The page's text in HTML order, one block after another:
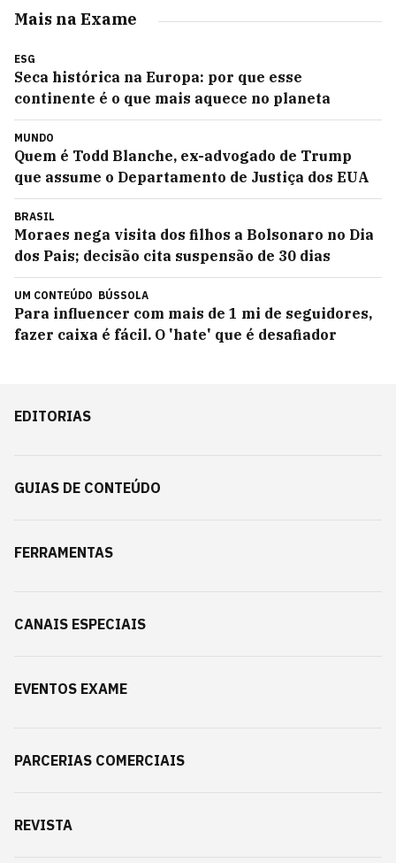
Mais na Exame
ESG
Seca histórica na Europa: por que esse
continente é o que mais aquece no planeta
MUNDO
Quem é Todd Blanche, ex-advogado de Trump
que assume o Departamento de Justiça dos EUA
BRASIL
Moraes nega visita dos filhos a Bolsonaro no Dia
dos Pais; decisão cita suspensão de 30 dias
UM CONTEÚDO BÚSSOLA
Para influencer com mais de 1 mi de seguidores,
fazer caixa é fácil. O 'hate' que é desafiador
EDITORIAS
GUIAS DE CONTEÚDO
FERRAMENTAS
CANAIS ESPECIAIS
EVENTOS EXAME
PARCERIAS COMERCIAIS
REVISTA